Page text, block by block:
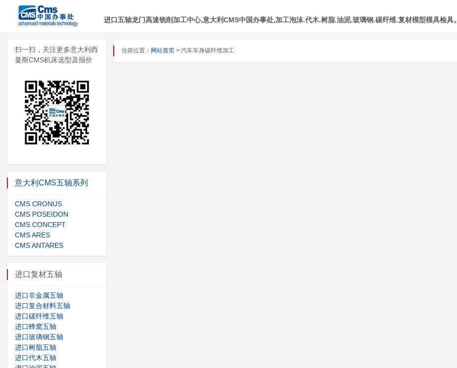
进口五轴龙门高速铣削加工中心,意大利CMS中国办事处,加工泡沫.代木.树脂.油泥.玻璃钢.碳纤维.复材模型模具检具。
当前位置： 网站首页 > 汽车车身碳纤维加工
扫一扫，关注更多意大利西
曼斯CMS机床选型及报价
意大利CMS五轴系列
CMS CRONUS
CMS POSEIDON
CMS CONCEPT
CMS ARES
CMS ANTARES
进口复材五轴
进口非金属五轴
进口复合材料五轴
进口碳纤维五轴
进口蜂窝五轴
进口玻璃钢五轴
进口树脂五轴
进口代木五轴